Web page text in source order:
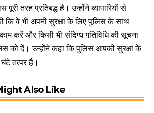
पूरी तरह प्रतिबद्ध है। उन्होंने व्यापारियों से
कि वे भी अपनी सुरक्षा के लिए पुलिस के साथ
करें और किसी भी संदिग्ध गतिविधि की सूचना
को दें। उन्होंने कहा कि पुलिस आपकी सुरक्षा के
तत्पर है।
Also Like